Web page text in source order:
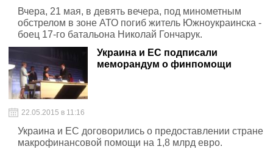
Вчера, 21 мая, в девять вечера, под минометным
обстрелом в зоне АТО погиб житель Южноукраинска -
боец 17-го батальона Николай Гончарук.
Украина и ЕС подписали
меморандум о финпомощи
22.05.2015 в 11:16
Украина и ЕС договорились о предоставлении стране
макрофинансовой помощи на 1,8 млрд евро.